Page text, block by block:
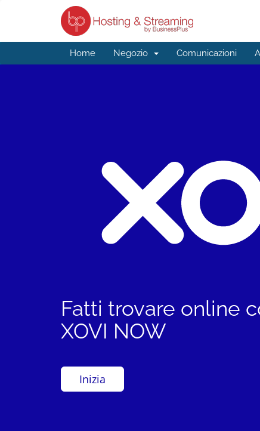
Home Negozio Comunicazioni
Fatti trovare online
XOVI NOW
Inizia